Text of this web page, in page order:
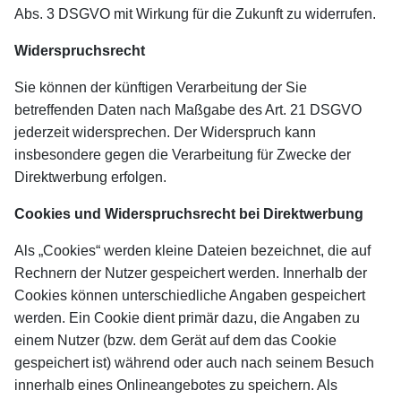
Abs. 3 DSGVO mit Wirkung für die Zukunft zu widerrufen.
Widerspruchsrecht
Sie können der künftigen Verarbeitung der Sie
betreffenden Daten nach Maßgabe des Art. 21 DSGVO
jederzeit widersprechen. Der Widerspruch kann
insbesondere gegen die Verarbeitung für Zwecke der
Direktwerbung erfolgen.
Cookies und Widerspruchsrecht bei Direktwerbung
Als „Cookies“ werden kleine Dateien bezeichnet, die auf
Rechnern der Nutzer gespeichert werden. Innerhalb der
Cookies können unterschiedliche Angaben gespeichert
werden. Ein Cookie dient primär dazu, die Angaben zu
einem Nutzer (bzw. dem Gerät auf dem das Cookie
gespeichert ist) während oder auch nach seinem Besuch
innerhalb eines Onlineangebotes zu speichern. Als